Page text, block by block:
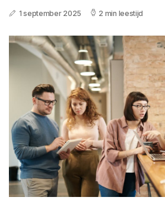
1 september 2025 2 min leestijd